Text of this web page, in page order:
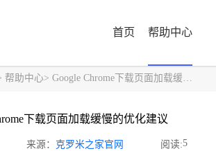
首页 帮助中心
帮助中心> Google Chrome下载页面加载缓慢的优化建议
下载页面加载缓慢的优化建议
来源： 克罗米之家官网 阅读:5